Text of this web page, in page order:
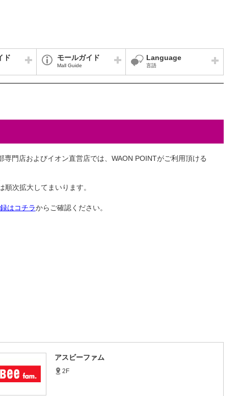
ド モールガイド
Mall Guide
Language
言語
門店およびイオン直営店では、WAON POINTがご利用頂ける
次拡大してまいります。
はコチラからご確認ください。
アスビーファム
2F